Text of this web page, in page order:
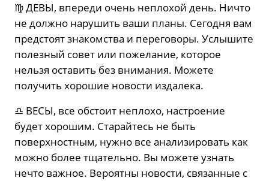
♍️ ДЕВЫ, впереди очень неплохой день. Ничто
не должно нарушить ваши планы. Сегодня вам
предстоят знакомства и переговоры. Услышите
полезный совет или пожелание, которое
нельзя оставить без внимания. Можете
получить хорошие новости издалека.
♎️ ВЕСЫ, все обстоит неплохо, настроение
будет хорошим. Старайтесь не быть
поверхностным, нужно все анализировать как
можно более тщательно. Вы можете узнать
нечто важное. Вероятны новости, связанные с